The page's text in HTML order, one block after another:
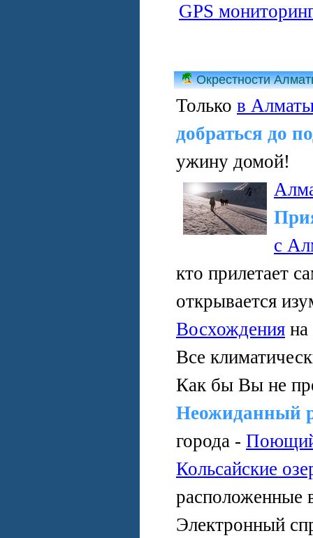
GPS
Окрестности
Только в
добраться до
ужину домой!
с
кто прилетает
открывается
Восхождения
Все
Как бы Вы не
Неожиданный
города -
Кольсайские
расположенные
Электронный